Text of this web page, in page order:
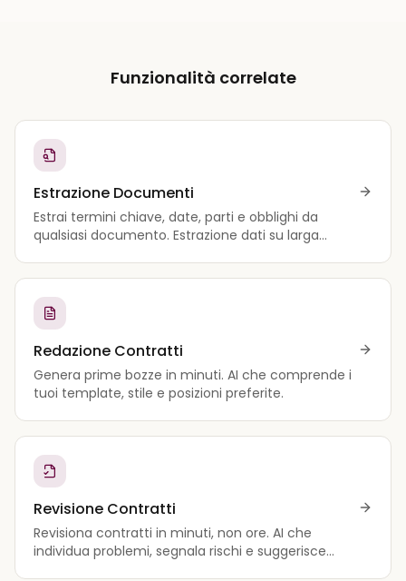
Funzionalità correlate
Estrazione Documenti
Estrai termini chiave, date, parti e obblighi da
qualsiasi documento. Estrazione dati su larga
Redazione Contratti
Genera prime bozze in minuti. AI che comprende i
tuoi template, stile e posizioni preferite.
Revisione Contratti
Revisiona contratti in minuti, non ore. AI che
individua problemi, segnala rischi e suggerisce